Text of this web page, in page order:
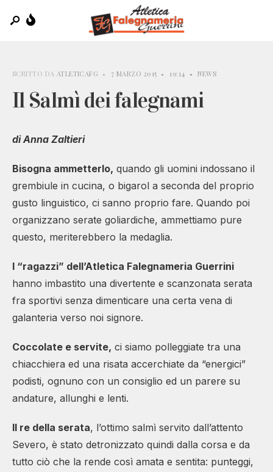
SCRITTO DA ATLETICAFG • 7 MARZO 2015 • 19:14 • NEWS
Il Salmì dei falegnami
di Anna Zaltieri
Bisogna ammetterlo, quando gli uomini indossano il
grembiule in cucina, o bigarol a seconda del proprio
gusto linguistico, ci sanno proprio fare. Quando poi
organizzano serate goliardiche, ammettiamo pure
questo, meriterebbero la medaglia.
I “ragazzi” dell’Atletica Falegnameria Guerrini
hanno imbastito una divertente e scanzonata serata
fra sportivi senza dimenticare una certa vena di
galanteria verso noi signore.
Coccolate e servite, ci siamo polleggiate tra una
chiacchiera ed una risata accerchiate da “energici”
podisti, ognuno con un consiglio ed un parere su
andature, allunghi e lenti.
Il re della serata, l’ottimo salmì servito dall’attento
Severo, è stato detronizzato quindi dalla corsa e da
tutto ciò che la rende così amata e sentita: punteggi,